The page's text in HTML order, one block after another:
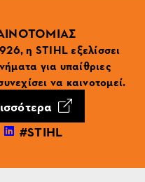
η STIHL εξελίσσει
για υπαίθριες
να καινοτομεί.
#STIHL